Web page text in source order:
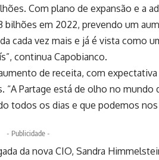
Com plano de expansão e a
bilhões em 2022, prevendo um
cada vez mais e já é vista como
continua Capobianco.
de receita, com
Partage está de olho no mundo
todos os dias e que podemos
- Publicidade -
da nova CIO, Sandra